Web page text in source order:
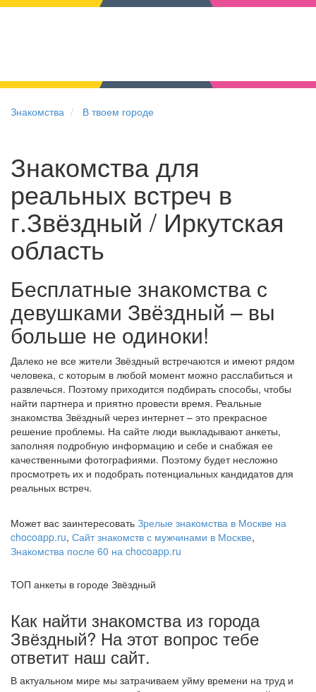
Знакомства В твоем городе
Знакомства для
реальных встреч в
г.Звёздный / Иркутская
область
Бесплатные знакомства с
девушками Звёздный – вы
больше не одиноки!
Далеко не все жители Звёздный встречаются и имеют рядом
человека, с которым в любой момент можно расслабиться и
развлечься. Поэтому приходится подбирать способы, чтобы
найти партнера и приятно провести время. Реальные
знакомства Звёздный через интернет – это прекрасное
решение проблемы. На сайте люди выкладывают анкеты,
заполняя подробную информацию и себе и снабжая ее
качественными фотографиями. Поэтому будет несложно
просмотреть их и подобрать потенциальных кандидатов для
реальных встреч.
Может вас заинтересовать Зрелые знакомства в Москве на
chocoapp.ru, Сайт знакомств с мужчинами в Москве,
Знакомства после 60 на chocoapp.ru
ТОП анкеты в городе Звёздный
Как найти знакомства из города
Звёздный? На этот вопрос тебе
ответит наш сайт.
В актуальном мире мы затрачиваем уйму времени на труд и